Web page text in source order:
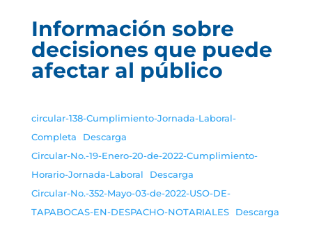
Información sobre
decisiones que puede
afectar al público
circular-138-Cumplimiento-Jornada-Laboral-
Completa
Descarga
Circular-No.-19-Enero-20-de-2022-Cumplimiento-
Horario-Jornada-Laboral
Descarga
Circular-No.-352-Mayo-03-de-2022-USO-DE-
TAPABOCAS-EN-DESPACHO-NOTARIALES
Descarga